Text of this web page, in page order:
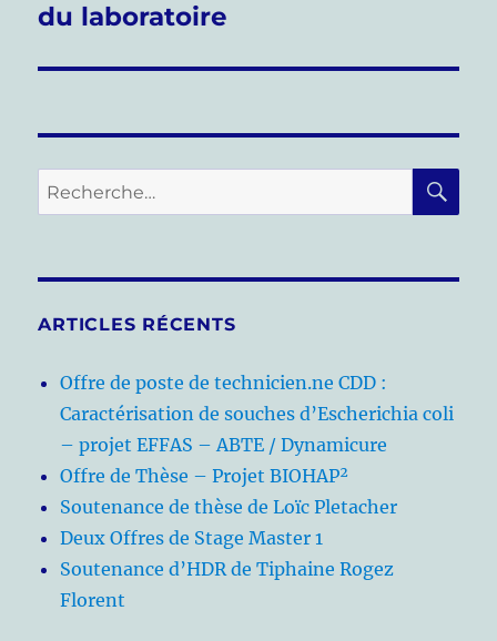
du laboratoire
Recherche
pour :
ARTICLES RÉCENTS
Offre de poste de technicien.ne CDD :
Caractérisation de souches d’Escherichia coli
– projet EFFAS – ABTE / Dynamicure
Offre de Thèse – Projet BIOHAP²
Soutenance de thèse de Loïc Pletacher
Deux Offres de Stage Master 1
Soutenance d’HDR de Tiphaine Rogez
Florent